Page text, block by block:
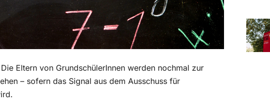
Eltern von GrundschülerInnen werden nochmal zur
– sofern das Signal aus dem Ausschuss für